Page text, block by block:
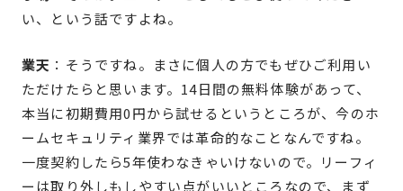
い、という話ですよね。
業天 ：そうですね。まさに個人の方でもぜひご利用い
ただけたらと思います。14日間の無料体験があって、
本当に初期費用0円から試せるというところが、今のホ
ームセキュリティ業界では革命的なことなんですね。
一度契約したら5年使わなきゃいけないので。リーフィ
ーは取り外しもしやすい点がいいところなので、まず